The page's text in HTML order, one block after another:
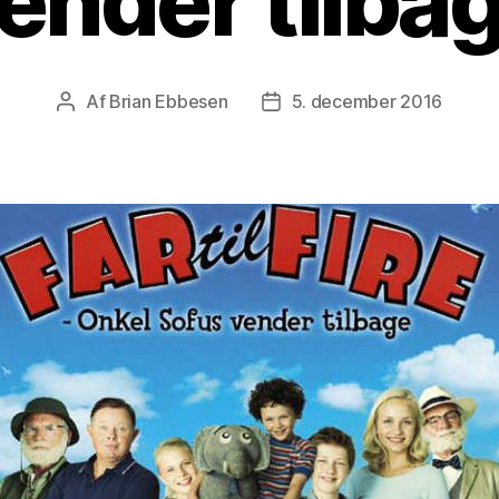
Indlægsforfatter
Af Brian Ebbesen Indlægsdato
5. december 2016